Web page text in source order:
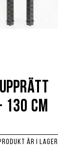
produkt är i lager
cm